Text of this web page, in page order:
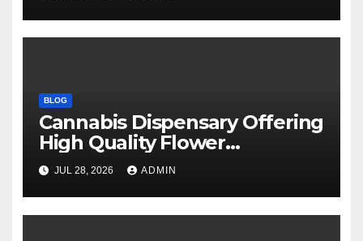
BLOG
Cannabis Dispensary Offering
High Quality Flower
Selections
JUL 28, 2026 ADMIN